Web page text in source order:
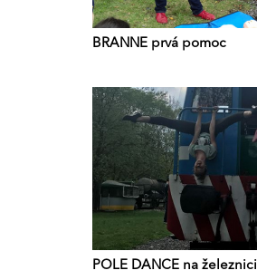
BRANNE prvá pomoc
POLE DANCE na železnici